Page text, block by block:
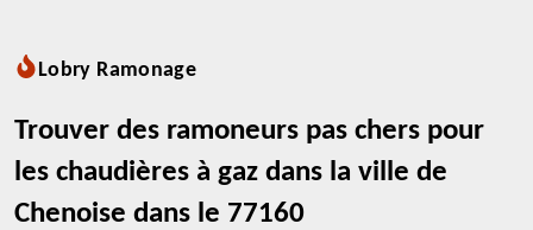
Lobry Ramonage
Trouver des ramoneurs pas chers pour
les chaudières à gaz dans la ville de
Chenoise dans le 77160